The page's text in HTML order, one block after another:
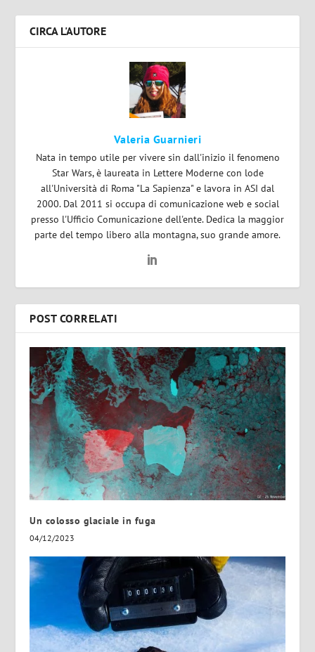
CIRCA L'AUTORE
Valeria Guarnieri
Nata in tempo utile per vivere sin dall'inizio il fenomeno
Star Wars, è laureata in Lettere Moderne con lode
all'Università di Roma "La Sapienza" e lavora in ASI dal
2000. Dal 2011 si occupa di comunicazione web e social
presso l'Ufficio Comunicazione dell'ente. Dedica la maggior
parte del tempo libero alla montagna, suo grande amore.
POST CORRELATI
Un colosso glaciale in fuga
04/12/2023